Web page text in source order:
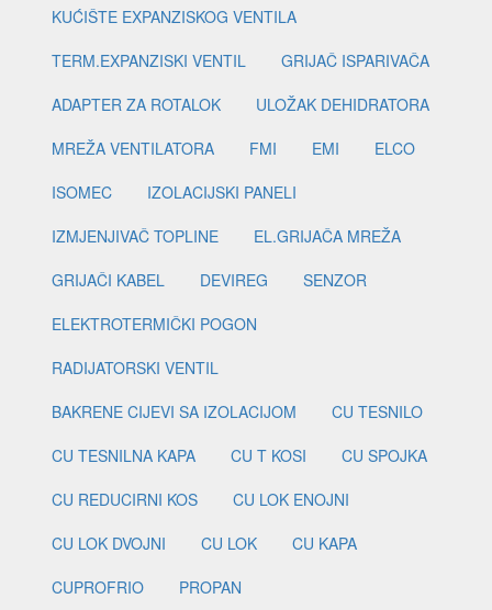
KUĆIŠTE EXPANZISKOG VENTILA
TERM.EXPANZISKI VENTIL
GRIJAČ ISPARIVAČA
ADAPTER ZA ROTALOK
ULOŽAK DEHIDRATORA
MREŽA VENTILATORA
FMI EMI
ELCO
ISOMEC
IZOLACIJSKI PANELI
IZMJENJIVAČ TOPLINE
EL.GRIJAČA MREŽA
GRIJAČI KABEL
DEVIREG
SENZOR
ELEKTROTERMIČKI POGON
RADIJATORSKI VENTIL
BAKRENE CIJEVI SA IZOLACIJOM
CU TESNILO
CU TESNILNA KAPA
CU T KOSI
CU SPOJKA
CU REDUCIRNI KOS
CU LOK ENOJNI
CU LOK DVOJNI
CU LOK
CU KAPA
CUPROFRIO
PROPAN